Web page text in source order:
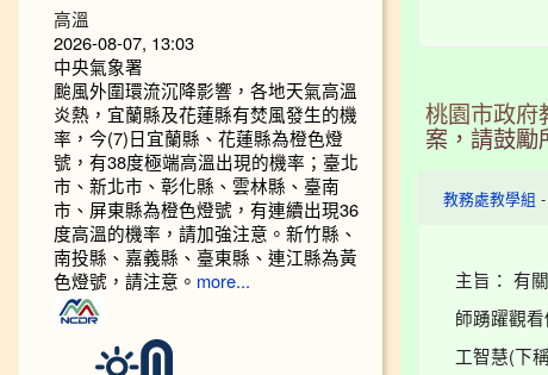
桃園市政府
案，請鼓勵
教務處教學組 -
主旨： 有
師踴躍觀
工智慧(下
高溫
2026-08-07, 13:03
中央氣象署
颱風外圍環流沉降影響，各地天氣高溫
炎熱，宜蘭縣及花蓮縣有焚風發生的機
率，今(7)日宜蘭縣、花蓮縣為橙色燈
號，有38度極端高溫出現的機率；臺北
市、新北市、彰化縣、雲林縣、臺南
市、屏東縣為橙色燈號，有連續出現36
度高溫的機率，請加強注意。新竹縣、
南投縣、嘉義縣、臺東縣、連江縣為黃
色燈號，請注意。 more...